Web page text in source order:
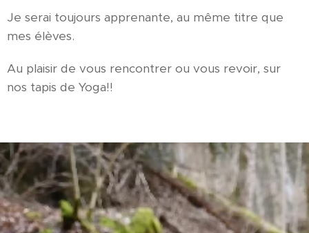
Je serai toujours apprenante, au même titre que
mes élèves.
Au plaisir de vous rencontrer ou vous revoir, sur
nos tapis de Yoga!!